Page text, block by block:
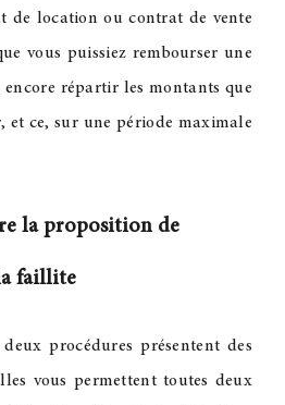
de location ou contrat de vente
vous puissiez rembourser une
encore répartir les montants que
et ce, sur une période maximale
la proposition de
faillite
procédures présentent des
vous permettent toutes deux